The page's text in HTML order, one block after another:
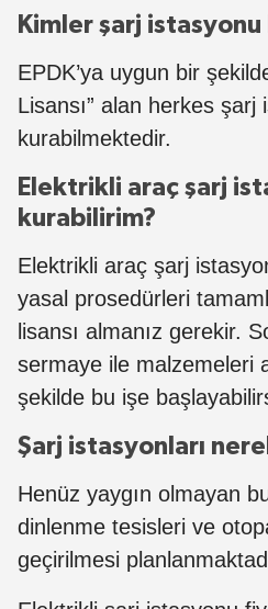
Kimler şarj
EPDK’ya uygun bir
Lisansı” alan herkes şarj
kurabilmektedir.
Elektrikli araç şarj
kurabilirim?
Elektrikli araç şarj
yasal prosedürleri
lisansı almanız gerekir.
sermaye ile malzemeleri
şekilde bu işe
Şarj istasyonları
Henüz yaygın olmayan
dinlenme tesisleri ve
geçirilmesi